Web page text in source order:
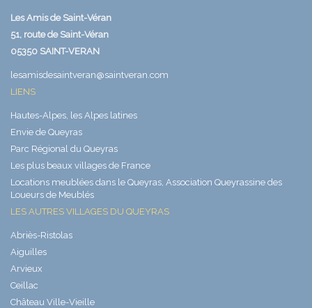
Les Amis de Saint-Véran
51, route de Saint-Véran
05350 SAINT-VERAN
lesamisdesaintveran@saintveran.com
LIENS
Hautes-Alpes, les Alpes latines
Envie de Queyras
Parc Régional du Queyras
Les plus beaux villages de France
Locations meublées dans le Queyras, Association Queyrassine des
Loueurs de Meublés
LES AUTRES VILLAGES DU QUEYRAS
Abriès-Ristolas
Aiguilles
Arvieux
Ceillac
Château Ville-Vieille